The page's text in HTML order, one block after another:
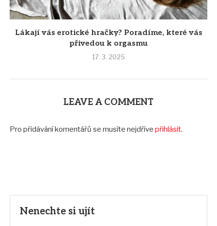
Lákají vás erotické hračky? Poradíme, které vás
přivedou k orgasmu
17. 3. 2025
LEAVE A COMMENT
Pro přidávání komentářů se musíte nejdříve přihlásit.
Nenechte si ujít